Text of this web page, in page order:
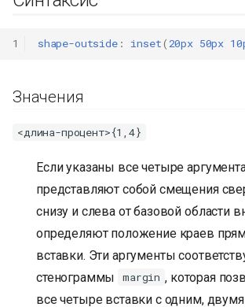
1 shape-outside: inset(20px 50px
Значения
<длина-процент>{1,4}
Если указаны все четыре
представляют собой смещения
снизу и слева от базовой области
определяют положение краев
вставки. Эти аргументы
стенограммы
margin , которая
все четыре вставки с одним,